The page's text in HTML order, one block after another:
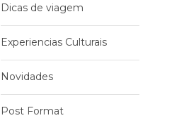
Dicas de viagem
Experiencias Culturais
Novidades
Post Format